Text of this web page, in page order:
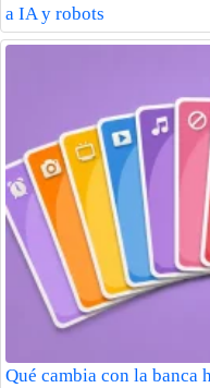
a IA y robots
Qué cambia con la banca